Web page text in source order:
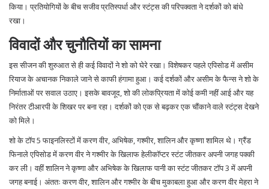
किया। प्रतियोगियों के बीच सजीव प्रतिस्पर्धा और स्टंट्स की परिपक्वता ने दर्शकों को बांधे
रखा।
विवादों और चुनौतियों का सामना
इस सीजन की शुरुआत से ही कई विवादों ने शो को घेरे रखा। विशेषकर पहले एपिसोड में असीम
रियाज के अचानक निकाले जाने से काफी हंगामा हुआ। कई दर्शकों और असीम के फैन्स ने शो के
निर्माताओं पर सवाल उठाए। इसके बावजूद, शो की लोकप्रियता में कोई कमी नहीं आई और यह
निरंतर टीआरपी के शिखर पर बना रहा। दर्शकों को एक से बढ़कर एक चौंकाने वाले स्टंट्स देखने
को मिले।
शो के टॉप 5 फाइनलिस्टों में करण वीर, अभिषेक, गश्मीर, शालिन और कृष्णा शामिल थे। ग्रैंड
फिनाले एपिसोड में करण वीर ने गश्मीर के खिलाफ हेलीकॉप्टर स्टंट जीतकर अपनी जगह पक्की
कर ली। वहीं शालिन ने कृष्णा और अभिषेक के खिलाफ पानी का स्टंट जीतकर टॉप 3 में अपनी
जगह बनाई। अंततः करण वीर, शालिन और गश्मीर के बीच मुकाबला हुआ और करण वीर मेहरा ने